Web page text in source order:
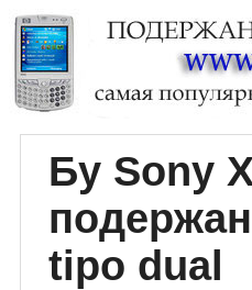
Бу Sony
tipo dual